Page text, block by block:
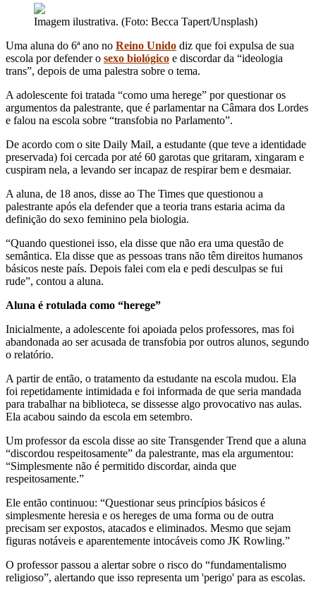
Imagem ilustrativa. (Foto: Becca Tapert/Unsplash)
Uma aluna do 6ª ano no Reino Unido diz que foi expulsa de sua
escola por defender o sexo biológico e discordar da “ideologia
trans”, depois de uma palestra sobre o tema.
A adolescente foi tratada “como uma herege” por questionar os
argumentos da palestrante, que é parlamentar na Câmara dos Lordes
e falou na escola sobre “transfobia no Parlamento”.
De acordo com o site Daily Mail, a estudante (que teve a identidade
preservada) foi cercada por até 60 garotas que gritaram, xingaram e
cuspiram nela, a levando ser incapaz de respirar bem e desmaiar.
A aluna, de 18 anos, disse ao The Times que questionou a
palestrante após ela defender que a teoria trans estaria acima da
definição do sexo feminino pela biologia.
“Quando questionei isso, ela disse que não era uma questão de
semântica. Ela disse que as pessoas trans não têm direitos humanos
básicos neste país. Depois falei com ela e pedi desculpas se fui
rude”, contou a aluna.
Aluna é rotulada como “herege”
Inicialmente, a adolescente foi apoiada pelos professores, mas foi
abandonada ao ser acusada de transfobia por outros alunos, segundo
o relatório.
A partir de então, o tratamento da estudante na escola mudou. Ela
foi repetidamente intimidada e foi informada de que seria mandada
para trabalhar na biblioteca, se dissesse algo provocativo nas aulas.
Ela acabou saindo da escola em setembro.
Um professor da escola disse ao site Transgender Trend que a aluna
“discordou respeitosamente” da palestrante, mas ela argumentou:
“Simplesmente não é permitido discordar, ainda que
respeitosamente.”
Ele então continuou: “Questionar seus princípios básicos é
simplesmente heresia e os hereges de uma forma ou de outra
precisam ser expostos, atacados e eliminados. Mesmo que sejam
figuras notáveis ​​e aparentemente intocáveis ​​como JK Rowling.”
O professor passou a alertar sobre o risco do “fundamentalismo
religioso”, alertando que isso representa um 'perigo' para as escolas.